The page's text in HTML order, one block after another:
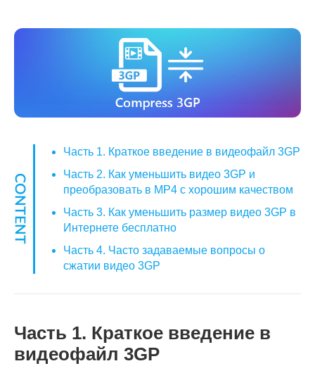
Часть 1. Краткое введение в видеофайл 3GP
Часть 2. Как уменьшить видео 3GP и
преобразовать в MP4 с хорошим качеством
Часть 3. Как уменьшить размер видео 3GP в
Интернете бесплатно
Часть 4. Часто задаваемые вопросы о
сжатии видео 3GP
Часть 1. Краткое введение в
видеофайл 3GP